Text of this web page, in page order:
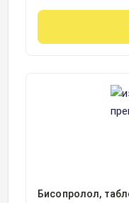
Бисопролол,